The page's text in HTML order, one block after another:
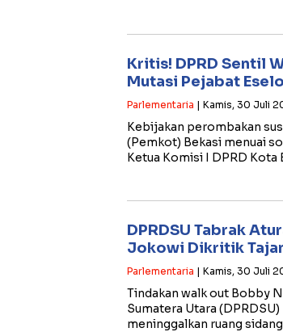
Kritis! DPRD Sentil
Mutasi Pejabat
Parlementaria | Kamis, 30 Juli
​Kebijakan perombakan
(Pemkot) Bekasi menuai
Ketua Komisi I DPRD Kota
DPRDSU Tabrak
Jokowi Dikritik
Parlementaria | Kamis, 30 Juli
​Tindakan walk out Bobby
Sumatera Utara
meninggalkan ruang